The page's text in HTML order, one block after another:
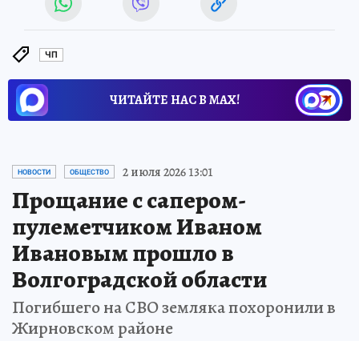
ЧП
ЧИТАЙТЕ НАС В МАХ!
НОВОСТИ ОБЩЕСТВО 2 июля 2026 13:01
Прощание с сапером-
пулеметчиком Иваном
Ивановым прошло в
Волгоградской области
Погибшего на СВО земляка похоронили в
Жирновском районе